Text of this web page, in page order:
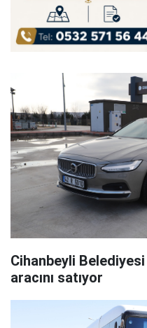
Cihanbeyli
aracını satıyor